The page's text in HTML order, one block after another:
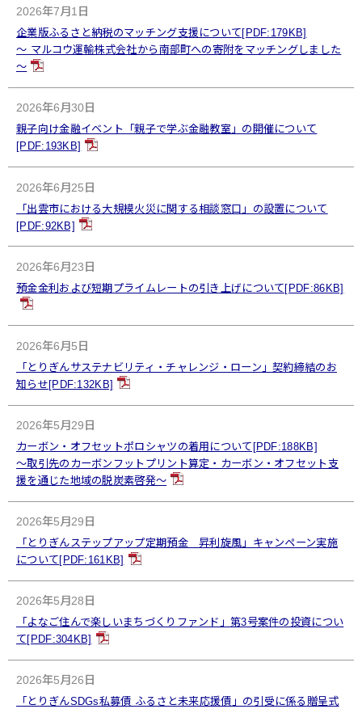
2026年7月1日
企業版ふるさと納税のマッチング支援について[PDF:179KB]
～ マルコウ運輸株式会社から南部町への寄附をマッチングしました
～
2026年6月30日
親子向け金融イベント「親子で学ぶ金融教室」の開催について
[PDF:193KB]
2026年6月25日
「出雲市における大規模火災に関する相談窓口」の設置について
[PDF:92KB]
2026年6月23日
預金金利および短期プライムレートの引き上げについて[PDF:86KB]
2026年6月5日
「とりぎんサステナビリティ・チャレンジ・ローン」契約締結のお
知らせ[PDF:132KB]
2026年5月29日
カーボン・オフセットポロシャツの着用について[PDF:188KB]
～取引先のカーボンフットプリント算定・カーボン・オフセット支
援を通じた地域の脱炭素啓発～
2026年5月29日
「とりぎんステップアップ定期預金 昇利旋風」キャンペーン実施
について[PDF:161KB]
2026年5月28日
「よなご住んで楽しいまちづくりファンド」第3号案件の投資につい
て[PDF:304KB]
2026年5月26日
「とりぎんSDGs私募債 ふるさと未来応援債」の引受に係る贈呈式